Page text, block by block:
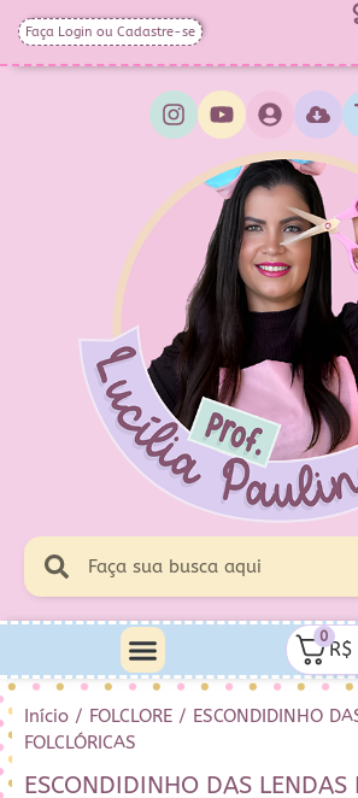
Faça Login ou Cadastre-se
0
R$
Início / FOLCLORE / ESCONDIDINHO
FOLCLÓRICAS
ESCONDIDINHO DAS LENDAS